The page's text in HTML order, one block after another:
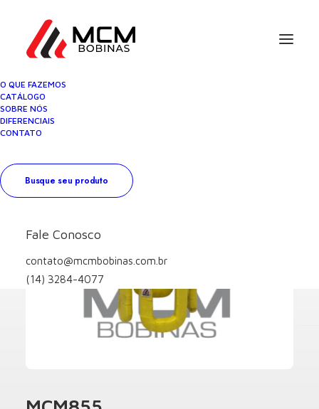
O QUE FAZEMOS
CATÁLOGO
SOBRE NÓS
DIFERENCIAIS
CONTATO
Busque seu produto
Fale Conosco
contato@mcmbobinas.com.br
(14) 3284-4077